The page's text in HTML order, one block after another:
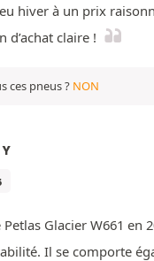
hiver à un prix
d’achat claire !
ces pneus ? NON
Petlas Glacier W661
Il se comporte